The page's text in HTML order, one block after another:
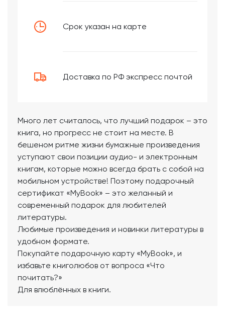
Срок указан на карте
Доставка по РФ экспресс почтой
Много лет считалось, что лучший подарок – это
книга, но прогресс не стоит на месте. В
бешеном ритме жизни бумажные произведения
уступают свои позиции аудио- и электронным
книгам, которые можно всегда брать с собой на
мобильном устройстве! Поэтому подарочный
сертификат «MyBook» – это желанный и
современный подарок для любителей
литературы.
Любимые произведения и новинки литературы в
удобном формате.
Покупайте подарочную карту «MyBook», и
избавьте книголюбов от вопроса «Что
почитать?»
Для влюблённых в книги.